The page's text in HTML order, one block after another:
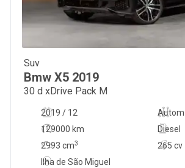
Suv
Bmw X5 2019
30 d xDrive Pack M
2019 / 12
129000 km
265 cv
Diesel
2993 cm3
Ilha de São Miguel